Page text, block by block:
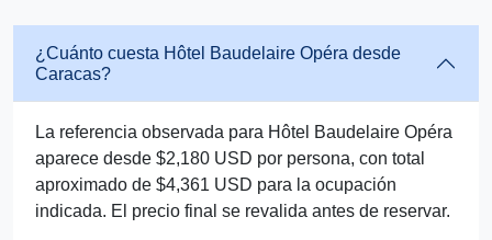
¿Cuánto cuesta Hôtel Baudelaire Opéra desde
Caracas?
La referencia observada para Hôtel Baudelaire Opéra
aparece desde $2,180 USD por persona, con total
aproximado de $4,361 USD para la ocupación
indicada. El precio final se revalida antes de reservar.